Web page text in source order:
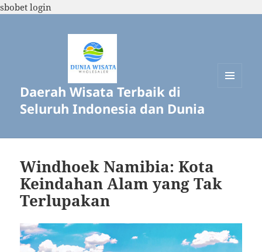
sbobet login
Daerah Wisata Terbaik di
Seluruh Indonesia dan Dunia
Windhoek Namibia: Kota
Keindahan Alam yang Tak
Terlupakan